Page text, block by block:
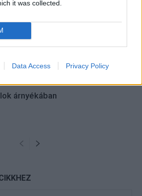
it was collected.
Data Access Privacy Policy
horoszkóp december 15-21-ig
árnyékában